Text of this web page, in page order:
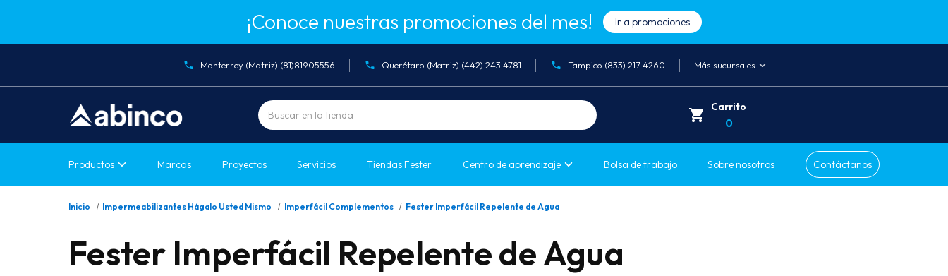
¡Conoce nuestras promociones del mes! Ir a promociones
Monterrey (Matriz) (81)81905556 Querétaro (Matriz) (442) 243 4781 Tampico (833) 217 4260 Más sucursales
Buscar Carrito
0
Productos Marcas Proyectos Servicios Tiendas Fester Centro de aprendizaje Bolsa de trabajo Sobre nosotros Contáctanos
Inicio Impermeabilizantes Hágalo Usted Mismo Imperfácil Complementos Fester Imperfácil Repelente de Agua
Fester Imperfácil Repelente de Agua